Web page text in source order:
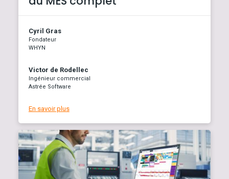
Cyril Gras
Fondateur
WHYN
Victor de Rodellec
Ingénieur commercial
Astrée Software
En savoir plus